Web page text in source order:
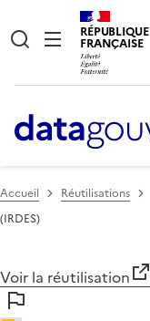
RÉPUBLIQUE
FRANÇAISE
Accueil Réutilisations
(IRDES)
Voir la réutilisation